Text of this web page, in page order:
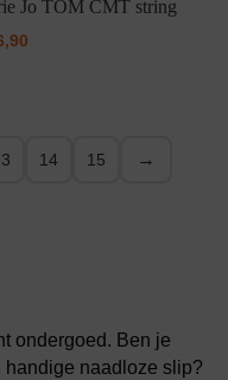
Jo TOM CMT string
14 15 →
ondergoed. Ben je
handige naadloze slip?